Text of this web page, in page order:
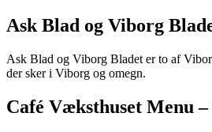
Ask Blad og Viborg
Ask Blad og Viborg Bladet er to af
der sker i Viborg og omegn.
Café Væksthuset Menu